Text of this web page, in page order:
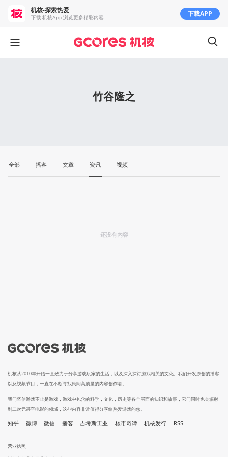
竹谷隆之
全部 播客 文章 资讯 视频
还没有内容
机核从2010年开始一直致力于分享游戏玩家的生活，以及深入探讨游戏相关的文化。我们开发原创的播客
以及视频节目，一直在不断寻找民间高质量的内容创作者。
我们坚信游戏不止是游戏，游戏中包含的科学，文化，历史等各个层面的知识和故事，它们同时也会辐射
到二次元甚至电影的领域，这些内容非常值得分享给热爱游戏的您。
知乎 微博 微信 播客 吉考斯工业 核市奇谭 机核发行 RSS
营业执照
机核-探索热爱
下载 机核App 浏览更多精彩内容 下载APP